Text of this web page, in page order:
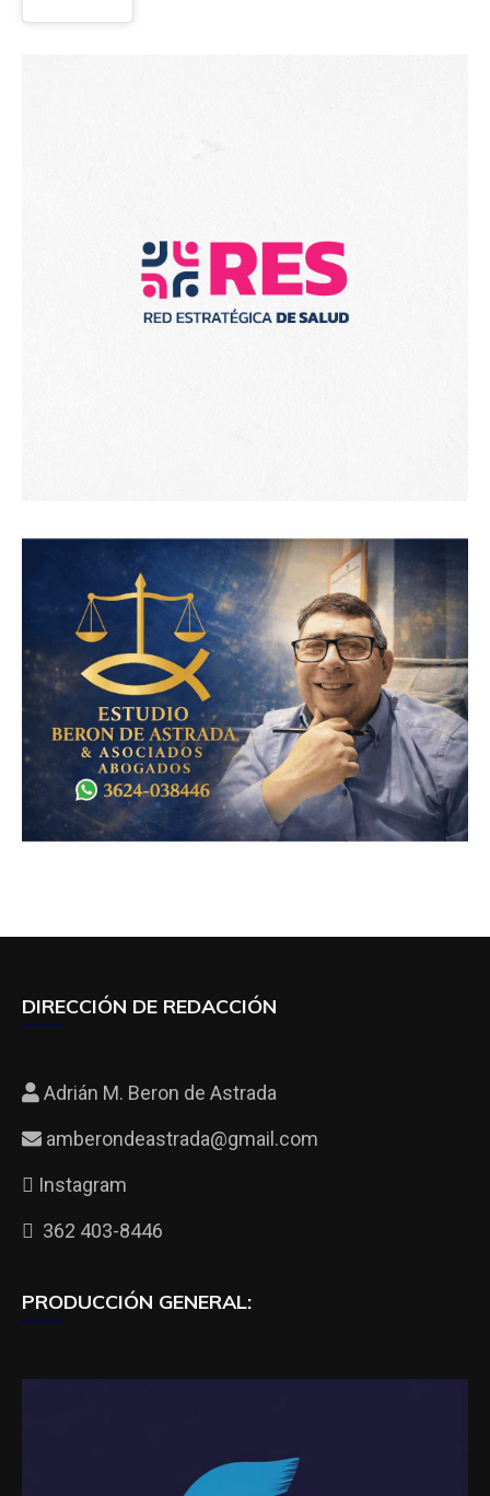
DIRECCIÓN DE REDACCIÓN
Adrián M. Beron de Astrada
amberondeastrada@gmail.com
Instagram
362 403-8446
PRODUCCIÓN GENERAL: